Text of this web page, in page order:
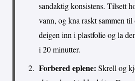
sandaktig konsistens. Tilsett
vann, og kna raskt sammen
deigen inn i plastfolie og la
i 20 minutter.
Forbered eplene: Skrell og